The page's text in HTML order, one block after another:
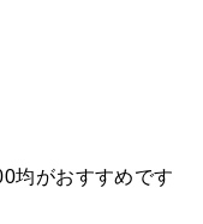
均がおすすめです